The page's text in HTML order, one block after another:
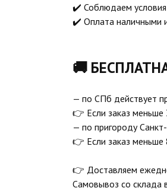
✔️ Соблюдаем условия
✔️ Оплата наличными
🚚
— по СПб действует
👉 Если заказ меньше
— по пригороду
👉 Если заказ меньше
👉 Доставляем
Самовывоз со склада